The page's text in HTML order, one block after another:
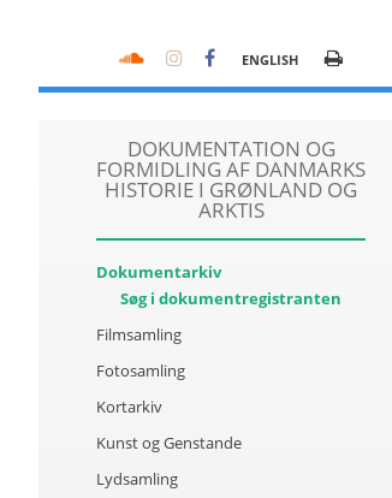
ENGLISH
DOKUMENTATION OG
FORMIDLING AF DANMARKS
HISTORIE I GRØNLAND OG
ARKTIS
Dokumentarkiv
Søg i dokumentregistranten
Filmsamling
Fotosamling
Kortarkiv
Kunst og Genstande
Lydsamling